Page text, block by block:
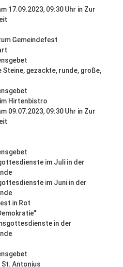
17.09.2023, 09:30 Uhr in Zur
Gemeindefest
Steine, gezackte, runde, große,
Hirtenbistro
09.07.2023, 09:30 Uhr in Zur
im Juli in der
im Juni in der
in Rot
in der
St. Antonius